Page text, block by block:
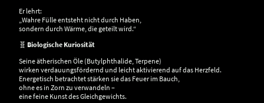
Er lehrt:
„Wahre Fülle entsteht nicht durch Haben,
sondern durch Wärme, die geteilt wird.“
🧬 Biologische Kuriosität
Seine ätherischen Öle (Butylphthalide, Terpene)
wirken verdauungsfördernd und leicht aktivierend auf das Herzfeld.
Energetisch betrachtet stärken sie das Feuer im Bauch,
ohne es in Zorn zu verwandeln –
eine feine Kunst des Gleichgewichts.